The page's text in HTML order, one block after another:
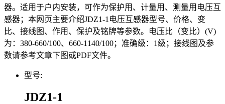
器。适用于户内安装，可作为保护用、计量用、测量用电压互
感器；本网页主要介绍JDZ1-1电压互感器型号、价格、变
比、接线图、作用、保护及铭牌等参数。电压比（变比）(V)
为：380-660/100、660-1140/100；准确级：1级；接线图及参
数请参考文章下图或PDF文件。
型号:
JDZ1-1